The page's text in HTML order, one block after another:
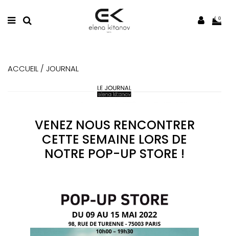
0
ACCUEIL / JOURNAL
VENEZ NOUS RENCONTRER
CETTE SEMAINE LORS DE
NOTRE POP-UP STORE !